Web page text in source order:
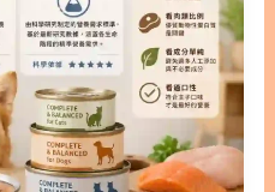
指標五：充足的維生素
開爭議性膠類與添加物
清晰 4. 不同年齡層的貓咪
食罐怎麼挑？ 4.2. 老貓主
需求：腎貓的飲食考量
頭怎麼選？ 6. 質地與口